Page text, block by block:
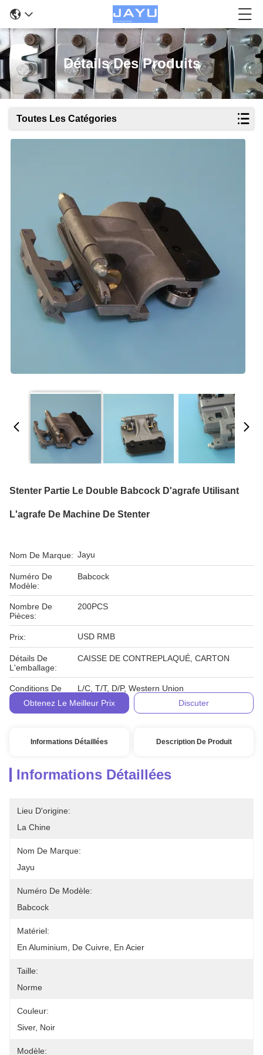
Détails Des Produits
Toutes Les Catégories
Stenter Partie Le Double Babcock D'agrafe Utilisant
L'agrafe De Machine De Stenter
Nom De Marque: Jayu
Numéro De
Modèle:
Babcock
Nombre De
Pièces:
200PCS
Prix: USD RMB
Détails De
L'emballage:
CAISSE DE CONTREPLAQUÉ, CARTON
Conditions De
Paiement:
L/C, T/T, D/P, Western Union
Obtenez Le Meilleur Prix
Discuter
Informations Détaillées Description De Produit
Informations Détaillées
Lieu D'origine:
La Chine
Nom De Marque:
Jayu
Numéro De Modèle:
Babcock
Matériel:
En Aluminium, De Cuivre, En Acier
Taille:
Norme
Couleur:
Siver, Noir
Modèle: